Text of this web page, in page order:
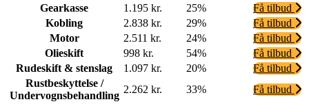
Gearkasse
1.195 kr. 25%
Få tilbud
Kobling
2.838 kr. 29%
Få tilbud
Motor
2.511 kr. 24%
Få tilbud
Olieskift
998 kr. 54%
Få tilbud
Rudeskift & stenslag
1.097 kr. 20%
Få tilbud
Rustbeskyttelse /
Undervognsbehandling
2.262 kr. 33%
Få tilbud